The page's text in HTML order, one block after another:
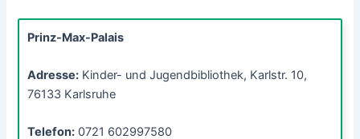
Prinz-Max-Palais
Adresse: Kinder- und Jugend­bi­blio­thek, Karlstr. 10,
76133 Karlsruhe
Telefon: 0721 602997580